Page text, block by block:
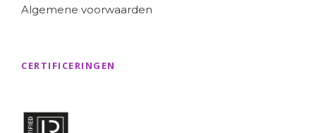
Algemene voorwaarden
CERTIFICERINGEN